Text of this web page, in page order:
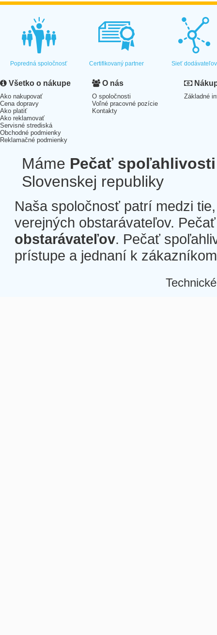
Popredná spoločnosť Certifikovaný partner Sieť dodávateľov
Všetko o nákupe
Ako nakupovať
Cena dopravy
Ako platiť
Ako reklamovať
Servisné strediská
Obchodné podmienky
Reklamačné podmienky
O nás
O spoločnosti
Voľné pracovné pozície
Kontakty
Základné
Máme Pečať spoľahlivosti
Slovenskej republiky
Naša spoločnosť patrí medzi
verejných obstarávateľov.
obstarávateľov. Pečať
prístupe a jednaní k